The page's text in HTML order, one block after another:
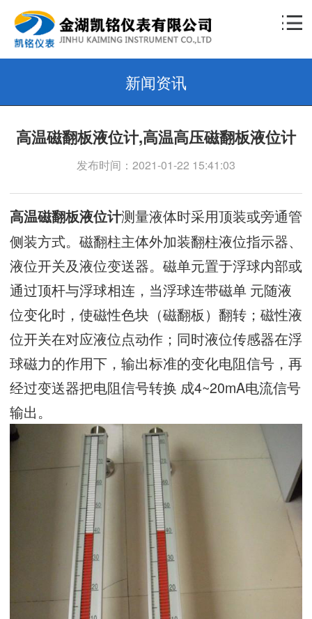
新闻资讯
高温磁翻板液位计,高温高压磁翻板液位计
发布时间：2021-01-22 15:41:03
高温磁翻板液位计测量液体时采用顶装或旁通管
侧装方式。磁翻柱主体外加装翻柱液位指示器、
液位开关及液位变送器。磁单元置于浮球内部或
通过顶杆与浮球相连，当浮球连带磁单 元随液
位变化时，使磁性色块（磁翻板）翻转；磁性液
位开关在对应液位点动作；同时液位传感器在浮
球磁力的作用下，输出标准的变化电阻信号，再
经过变送器把电阻信号转换 成4~20mA电流信号
输出。